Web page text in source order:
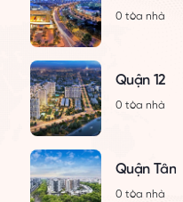
0 tòa nhà
Quận 12
0 tòa nhà
Quận Tân
0 tòa nhà